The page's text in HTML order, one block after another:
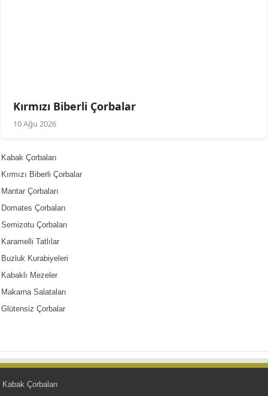
Kırmızı Biberli Çorbalar
10 Ağu 2026
Kabak Çorbaları
Kırmızı Biberli Çorbalar
Mantar Çorbaları
Domates Çorbaları
Semizotu Çorbaları
Karamelli Tatlılar
Buzluk Kurabiyeleri
Kabaklı Mezeler
Makarna Salataları
Glütensiz Çorbalar
Kabak Çorbaları